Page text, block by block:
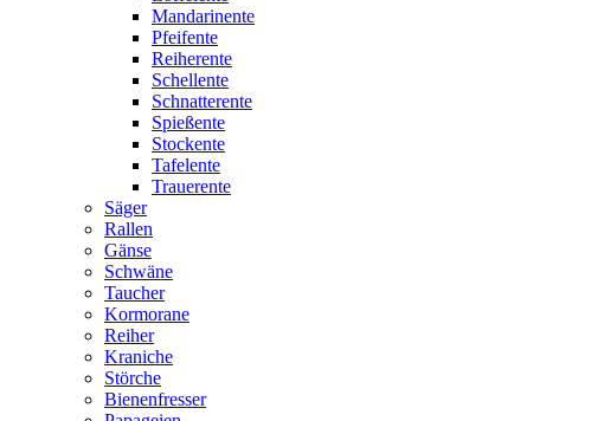
Mandarinente
Pfeifente
Reiherente
Schellente
Schnatterente
Spießente
Stockente
Tafelente
Trauerente
Säger
Rallen
Gänse
Schwäne
Taucher
Kormorane
Reiher
Kraniche
Störche
Bienenfresser